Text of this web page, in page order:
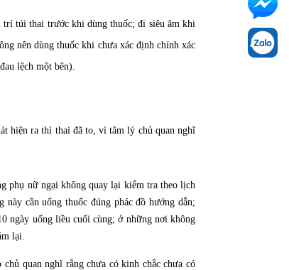
trí túi thai trước khi dùng thuốc; đi siêu âm khi
nên dùng thuốc khi chưa xác định chính xác
lệch một bên).
hiện ra thì thai đã to, vì tâm lý chủ quan nghĩ
phụ nữ ngại không quay lại kiểm tra theo lịch
cần uống thuốc đúng phác đồ hướng dẫn;
ngày uống liều cuối cùng; ở những nơi không
lại.
quan nghĩ rằng chưa có kinh chắc chưa có